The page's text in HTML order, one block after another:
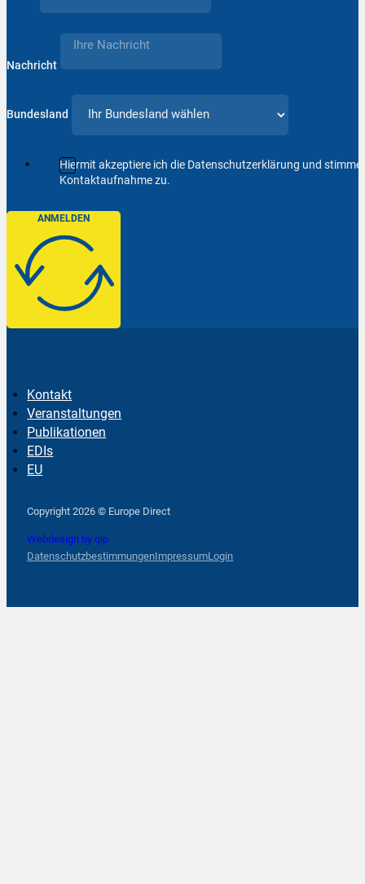
Nachricht
Bundesland
Hiermit akzeptiere ich die Datenschutzerklärung und
Kontaktaufnahme zu.
ANMELDEN
Kontakt
Veranstaltungen
Publikationen
EDIs
EU
Copyright 2026 © Europe Direct
Webdesign by qlp
DatenschutzbestimmungenImpressumLogin